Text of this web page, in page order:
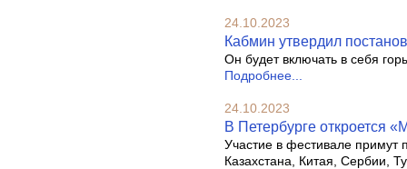
24.10.2023
Кабмин утвердил
Он будет включать в себя
Подробнее...
24.10.2023
В Петербурге откроется
Участие в фестивале примут
Казахстана, Китая, Сербии,